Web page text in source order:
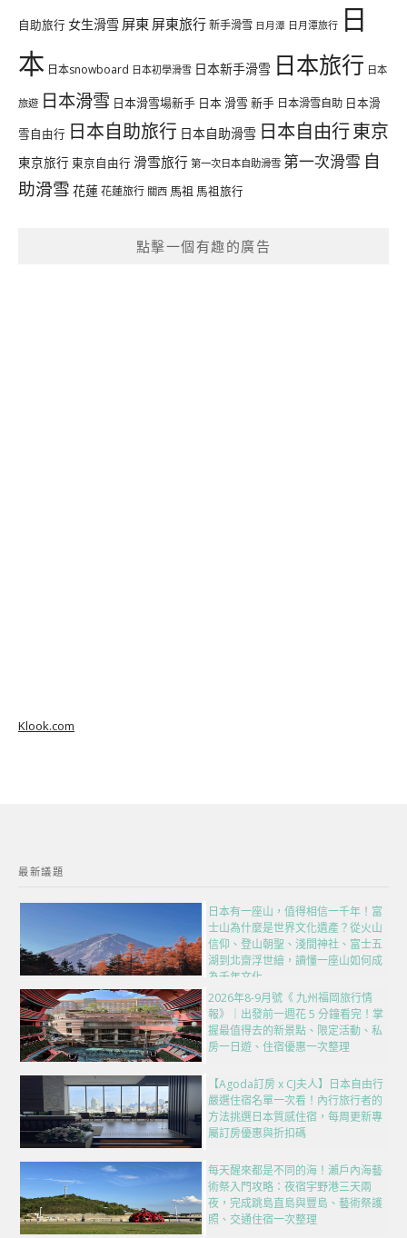
自助旅行 女生滑雪 屏東 屏東旅行新手滑雪 日月潭 日月潭旅行 日
本 日本snowboard 日本初學滑雪 日本新手滑雪 日本旅行 日本
旅遊 日本滑雪 日本滑雪場新手 日本 滑雪 新手 日本滑雪自助 日本滑
雪自由行 日本自助旅行 日本自助滑雪 日本自由行東京
東京旅行 東京自由行 滑雪旅行 第一次日本自助滑雪 第一次滑雪 自
助滑雪 花蓮花蓮旅行 關西 馬祖 馬祖旅行
點擊一個有趣的廣告
Klook.com
最新議題
日本有一座山，值得相信一千年！富
士山為什麼是世界文化遺產？從火山
信仰、登山朝聖、淺間神社、富士五
湖到北齋浮世繪，讀懂一座山如何成
為千年文化
2026年8-9月號《 九州福岡旅行情
報》｜出發前一週花 5 分鐘看完！掌
握最值得去的新景點、限定活動、私
房一日遊、住宿優惠一次整理
【Agoda訂房 x CJ夫人】日本自由行
嚴選住宿名單一次看！內行旅行者的
方法挑選日本質感住宿，每周更新專
屬訂房優惠與折扣碼
每天醒來都是不同的海！瀨戶內海藝
術祭入門攻略：夜宿宇野港三天兩
夜，完成跳島直島與豐島、藝術祭護
照、交通住宿一次整理